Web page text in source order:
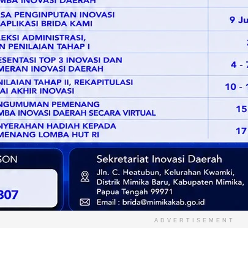
ADVERTISEMENT